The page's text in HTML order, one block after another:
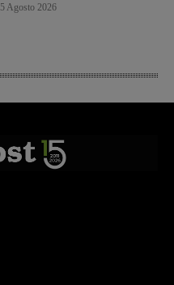
5 Agosto 2026